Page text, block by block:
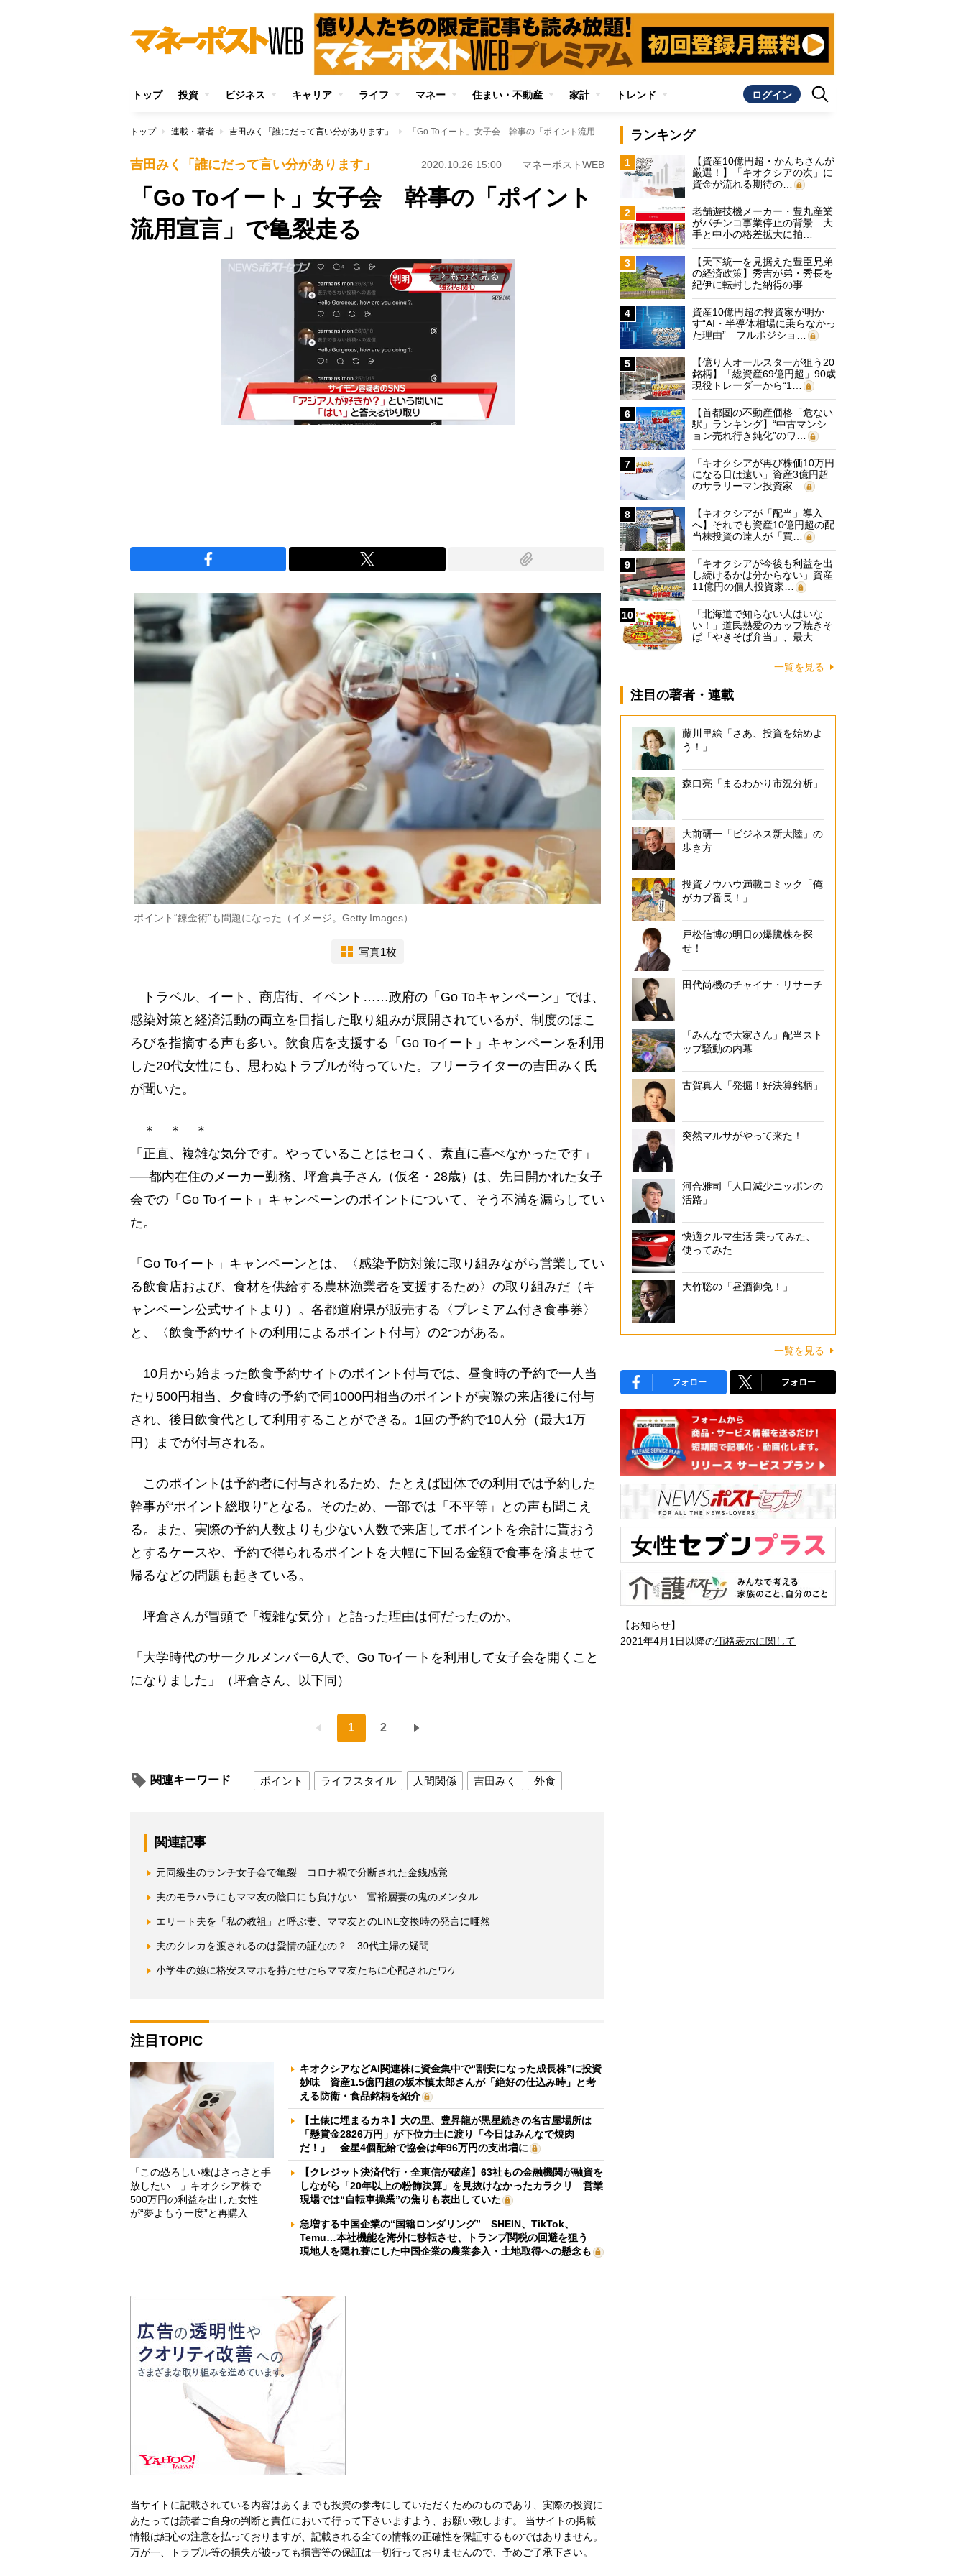
トップ 投資 ビジネス キャリア ライフ マネー 住まい・不動産 家計 トレンド ログイン
トップ 連載・著者 吉田みく「誰にだって言い分があります」 「Go Toイート」女子会 幹事の「ポイント流用宣言」で亀裂走る
吉田みく「誰にだって言い分があります」 2020.10.26 15:00 マネーポストWEB
「Go Toイート」女子会 幹事の「ポイント
流用宣言」で亀裂走る
arrow_forward_ios もっと見る
ポイント“錬金術”も問題になった（イメージ。Getty Images）
写真1枚
トラベル、イート、商店街、イベント……政府の「Go Toキャンペーン」では、
感染対策と経済活動の両立を目指した取り組みが展開されているが、制度のほこ
ろびを指摘する声も多い。飲食店を支援する「Go Toイート」キャンペーンを利用
した20代女性にも、思わぬトラブルが待っていた。フリーライターの吉田みく氏
が聞いた。
＊ ＊ ＊
「正直、複雑な気分です。やっていることはセコく、素直に喜べなかったです」
──都内在住のメーカー勤務、坪倉真子さん（仮名・28歳）は、先日開かれた女子
会での「Go Toイート」キャンペーンのポイントについて、そう不満を漏らしてい
た。
「Go Toイート」キャンペーンとは、〈感染予防対策に取り組みながら営業してい
る飲食店および、食材を供給する農林漁業者を支援するため〉の取り組みだ（キ
ャンペーン公式サイトより）。各都道府県が販売する〈プレミアム付き食事券〉
と、〈飲食予約サイトの利用によるポイント付与〉の2つがある。
10月から始まった飲食予約サイトのポイント付与では、昼食時の予約で一人当
たり500円相当、夕食時の予約で同1000円相当のポイントが実際の来店後に付与
され、後日飲食代として利用することができる。1回の予約で10人分（最大1万
円）までが付与される。
このポイントは予約者に付与されるため、たとえば団体での利用では予約した
幹事が“ポイント総取り”となる。そのため、一部では「不平等」との声も聞こえ
る。また、実際の予約人数よりも少ない人数で来店してポイントを余計に貰おう
とするケースや、予約で得られるポイントを大幅に下回る金額で食事を済ませて
帰るなどの問題も起きている。
坪倉さんが冒頭で「複雑な気分」と語った理由は何だったのか。
「大学時代のサークルメンバー6人で、Go Toイートを利用して女子会を開くこと
になりました」（坪倉さん、以下同）
1 2
関連キーワード ポイント ライフスタイル 人間関係 吉田みく 外食
関連記事
元同級生のランチ女子会で亀裂 コロナ禍で分断された金銭感覚
夫のモラハラにもママ友の陰口にも負けない 富裕層妻の鬼のメンタル
エリート夫を「私の教祖」と呼ぶ妻、ママ友とのLINE交換時の発言に唖然
夫のクレカを渡されるのは愛情の証なの？ 30代主婦の疑問
小学生の娘に格安スマホを持たせたらママ友たちに心配されたワケ
注目TOPIC
「この恐ろしい株はさっさと手
放したい…」キオクシア株で
500万円の利益を出した女性
が“夢よもう一度”と再購入
キオクシアなどAI関連株に資金集中で“割安になった成長株”に投資
妙味 資産1.5億円超の坂本慎太郎さんが「絶好の仕込み時」と考
える防衛・食品銘柄を紹介
【土俵に埋まるカネ】大の里、豊昇龍が黒星続きの名古屋場所は
「懸賞金2826万円」が下位力士に渡り「今日はみんなで焼肉
だ！」 金星4個配給で協会は年96万円の支出増に
【クレジット決済代行・全東信が破産】63社もの金融機関が融資を
しながら「20年以上の粉飾決算」を見抜けなかったカラクリ 営業
現場では“自転車操業”の焦りも表出していた
急増する中国企業の“国籍ロンダリング” SHEIN、TikTok、
Temu…本社機能を海外に移転させ、トランプ関税の回避を狙う
現地人を隠れ蓑にした中国企業の農業参入・土地取得への懸念も
当サイトに記載されている内容はあくまでも投資の参考にしていただくためのものであり、実際の投資に
あたっては読者ご自身の判断と責任において行って下さいますよう、お願い致します。 当サイトの掲載
情報は細心の注意を払っておりますが、記載される全ての情報の正確性を保証するものではありません。
万が一、トラブル等の損失が被っても損害等の保証は一切行っておりませんので、予めご了承下さい。
ランキング
1
【資産10億円超・かんちさんが
厳選！】「キオクシアの次」に
資金が流れる期待の…
2
老舗遊技機メーカー・豊丸産業
がパチンコ事業停止の背景 大
手と中小の格差拡大に拍…
3
【天下統一を見据えた豊臣兄弟
の経済政策】秀吉が弟・秀長を
紀伊に転封した納得の事…
4
資産10億円超の投資家が明か
す“AI・半導体相場に乗らなかっ
た理由” フルポジショ…
5
【億り人オールスターが狙う20
銘柄】「総資産69億円超」90歳
現役トレーダーから“1…
6
【首都圏の不動産価格「危ない
駅」ランキング】“中古マンシ
ョン売れ行き鈍化”のワ…
7
「キオクシアが再び株価10万円
になる日は遠い」資産3億円超
のサラリーマン投資家…
8
【キオクシアが「配当」導入
へ】それでも資産10億円超の配
当株投資の達人が「買…
9
「キオクシアが今後も利益を出
し続けるかは分からない」資産
11億円の個人投資家…
10
「北海道で知らない人はいな
い！」道民熱愛のカップ焼きそ
ば「やきそば弁当」、最大…
一覧を見る
注目の著者・連載
藤川里絵「さあ、投資を始めよ
う！」
森口亮「まるわかり市況分析」
大前研一「ビジネス新大陸」の
歩き方
投資ノウハウ満載コミック「俺
がカブ番長！」
戸松信博の明日の爆騰株を探
せ！
田代尚機のチャイナ・リサーチ
「みんなで大家さん」配当スト
ップ騒動の内幕
古賀真人「発掘！好決算銘柄」
突然マルサがやって来た！
河合雅司「人口減少ニッポンの
活路」
快適クルマ生活 乗ってみた、
使ってみた
大竹聡の「昼酒御免！」
一覧を見る
フォロー フォロー
【お知らせ】
2021年4月1日以降の価格表示に関して